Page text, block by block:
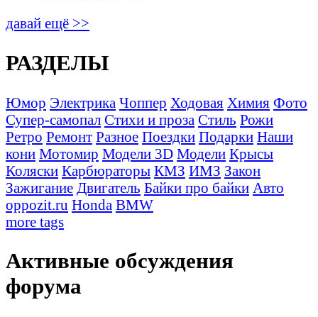
давай ещё >>
РАЗДЕЛЫ
Юмор Электрика Чоппер Ходовая Химия Фото
Супер-самопал Стихи и проза Стиль Рожи
Ретро Ремонт Разное Поездки Подарки Наши
кони Мотомир Модели 3D Модели Крысы
Коляски Карбюраторы КМЗ ИМЗ Закон
Зажигание Двигатель Байки про байки Авто
oppozit.ru Honda BMW
more tags
Активные обсуждения
форума